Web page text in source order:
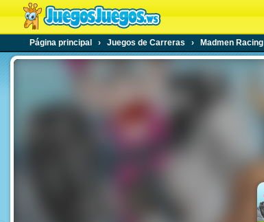
Página principal › Juegos de Carreras › Madmen Racing